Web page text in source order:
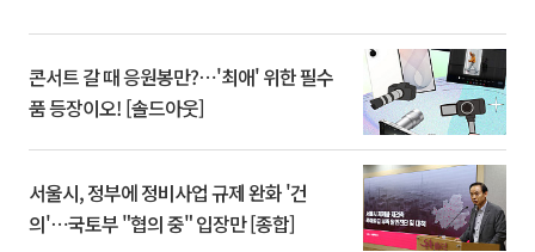
콘서트 갈 때 응원봉만?⋯'최애' 위한 필수
품 등장이오! [솔드아웃]
서울시, 정부에 정비사업 규제 완화 '건
의'⋯국토부 "협의 중" 입장만 [종합]